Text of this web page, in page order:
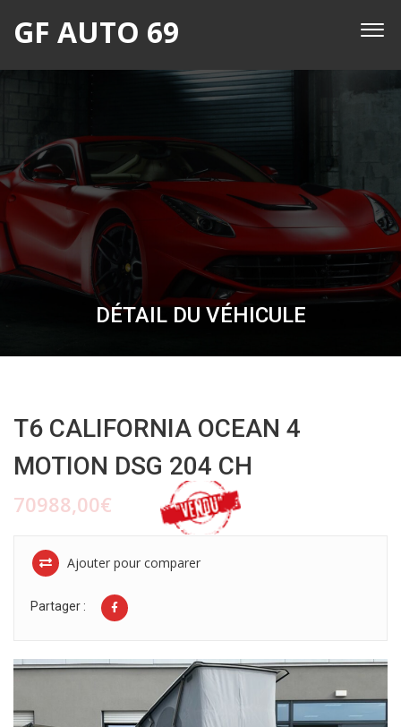
GF AUTO 69
DÉTAIL DU VÉHICULE
T6 CALIFORNIA OCEAN 4
MOTION DSG 204 CH
70988,00€
Ajouter pour comparer
Partager :